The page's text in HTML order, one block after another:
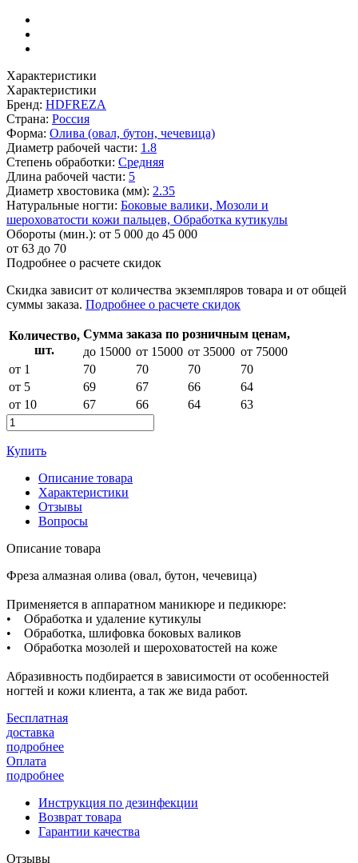
Характеристики
Характеристики
Бренд: HDFREZA
Страна: Россия
Форма: Олива (овал, бутон, чечевица)
Диаметр рабочей части: 1.8
Степень обработки: Средняя
Длина рабочей части: 5
Диаметр хвостовика (мм): 2.35
Натуральные ногти: Боковые валики, Мозоли и
шероховатости кожи пальцев, Обработка кутикулы
Обороты (мин.): от 5 000 до 45 000
от 63 до 70
Подробнее о расчете скидок
Скидка зависит от количества экземпляров товара и от общей
суммы заказа. Подробнее о расчете скидок
Количество,
шт.
Сумма заказа по розничным ценам,
до 15000 от 15000 от 35000 от 75000
от 1
70 70 70
70
от 5
69 67 66
64
от 10
67 66 64 63
Купить
Описание товара
Характеристики
Отзывы
Вопросы
Описание товара
Фреза алмазная олива (овал, бутон, чечевица)
Применяется в аппаратном маникюре и педикюре:
• Обработка и удаление кутикулы
• Обработка, шлифовка боковых валиков
• Обработка мозолей и шероховатостей на коже
Абразивность подбирается в зависимости от особенностей
ногтей и кожи клиента, а так же вида работ.
Бесплатная
доставка
подробнее
Оплата
подробнее
Инструкция по дезинфекции
Возврат товара
Гарантии качества
Отзывы